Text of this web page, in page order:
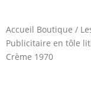
Accueil Boutique /
Publicitaire en tôle
Crème 1970